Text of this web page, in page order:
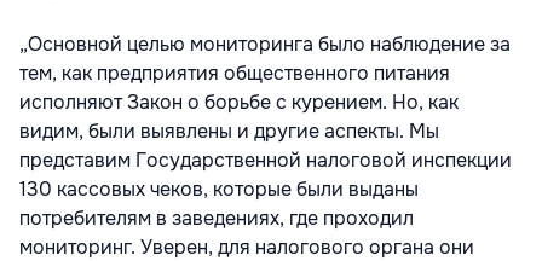
„Основной целью мониторинга было наблюдение за
тем, как предприятия общественного питания
исполняют Закон о борьбе с курением. Но, как
видим, были выявлены и другие аспекты. Мы
представим Государственной налоговой инспекции
130 кассовых чеков, которые были выданы
потребителям в заведениях, где проходил
мониторинг. Уверен, для налогового органа они